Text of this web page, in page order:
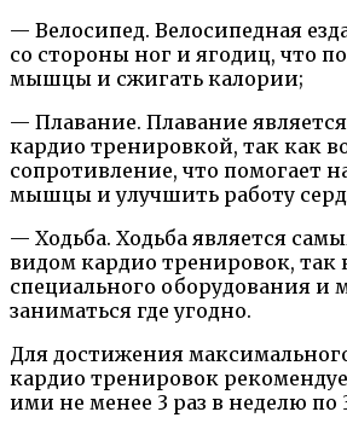
— Велосипед. Велосипедная
со стороны ног и ягодиц, что
мышцы и сжигать калории;
— Плавание. Плавание
кардио тренировкой, так как
сопротивление, что помогает
мышцы и улучшить работу
— Ходьба. Ходьба является
видом кардио тренировок, так
специального оборудования и
заниматься где угодно.
Для достижения
кардио тренировок
ими не менее 3 раз в неделю по